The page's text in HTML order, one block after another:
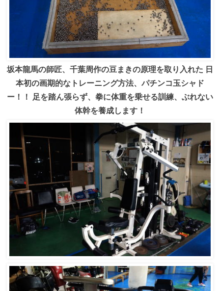
坂本龍馬の師匠、千葉周作の豆まきの原理を取り入れた 日
本初の画期的なトレーニング方法、パチンコ玉シャド
ー！！
足を踏ん張らず、拳に体重を乗せる訓練、ぶれない
体幹を養成します！